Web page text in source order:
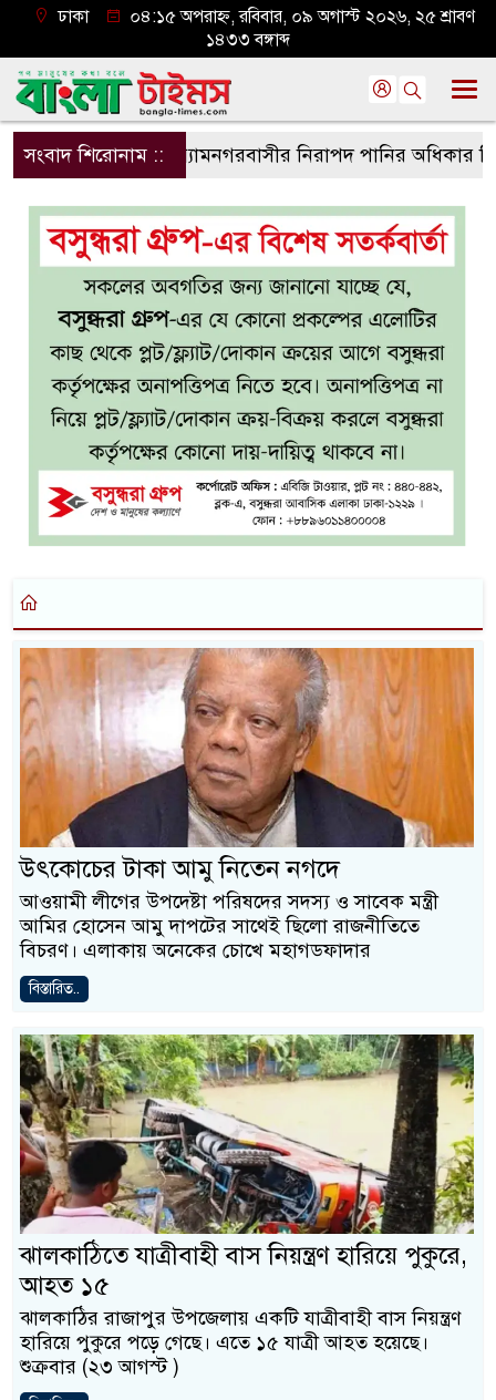
ঢাকা
০৪:১৫ অপরাহ্ন, রবিবার, ০৯ অগাস্ট ২০২৬, ২৫ শ্রাবণ
১৪৩৩ বঙ্গাব্দ
সংবাদ শিরোনাম ::শ্যামনগরবাসীর নিরাপদ পানির অধিকার নিশ্চিত
উৎকোচের টাকা আমু নিতেন নগদে
আওয়ামী লীগের উপদেষ্টা পরিষদের সদস্য ও সাবেক মন্ত্রী
আমির হোসেন আমু দাপটের সাথেই ছিলো রাজনীতিতে
বিচরণ। এলাকায় অনেকের চোখে মহাগডফাদার
বিস্তারিত..
ঝালকাঠিতে যাত্রীবাহী বাস নিয়ন্ত্রণ হারিয়ে পুকুরে,
আহত ১৫
ঝালকাঠির রাজাপুর উপজেলায় একটি যাত্রীবাহী বাস নিয়ন্ত্রণ
হারিয়ে পুকুরে পড়ে গেছে। এতে ১৫ যাত্রী আহত হয়েছে।
শুক্রবার (২৩ আগস্ট )